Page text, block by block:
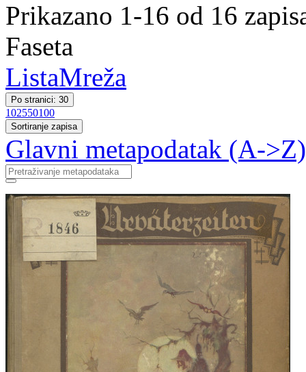
Prikazano 1-16 od 16
Faseta
ListaMreža
Po stranici: 30
102550100
Sortiranje zapisa
Glavni metapodatak (A->Z)